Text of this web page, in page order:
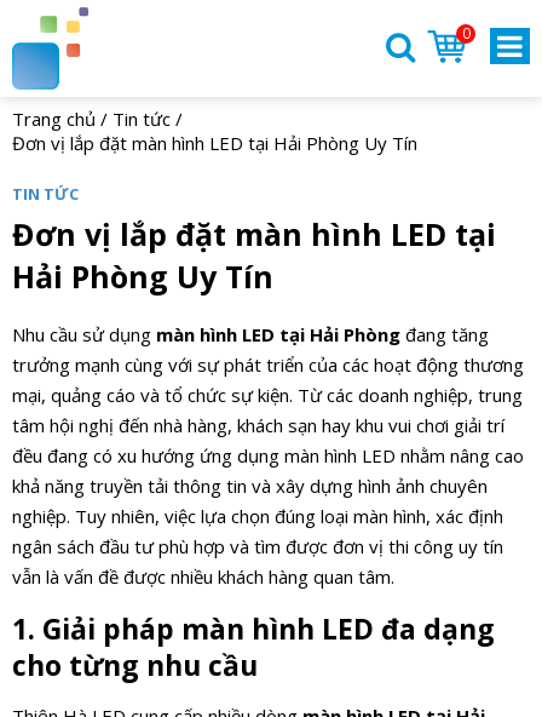
0
Trang chủ / Tin tức /
Đơn vị lắp đặt màn hình LED tại Hải Phòng Uy Tín
TIN TỨC
Đơn vị lắp đặt màn hình LED tại
Hải Phòng Uy Tín
Nhu cầu sử dụng màn hình LED tại Hải Phòng đang tăng
trưởng mạnh cùng với sự phát triển của các hoạt động thương
mại, quảng cáo và tổ chức sự kiện. Từ các doanh nghiệp, trung
tâm hội nghị đến nhà hàng, khách sạn hay khu vui chơi giải trí
đều đang có xu hướng ứng dụng màn hình LED nhằm nâng cao
khả năng truyền tải thông tin và xây dựng hình ảnh chuyên
nghiệp. Tuy nhiên, việc lựa chọn đúng loại màn hình, xác định
ngân sách đầu tư phù hợp và tìm được đơn vị thi công uy tín
vẫn là vấn đề được nhiều khách hàng quan tâm.
1. Giải pháp màn hình LED đa dạng
cho từng nhu cầu